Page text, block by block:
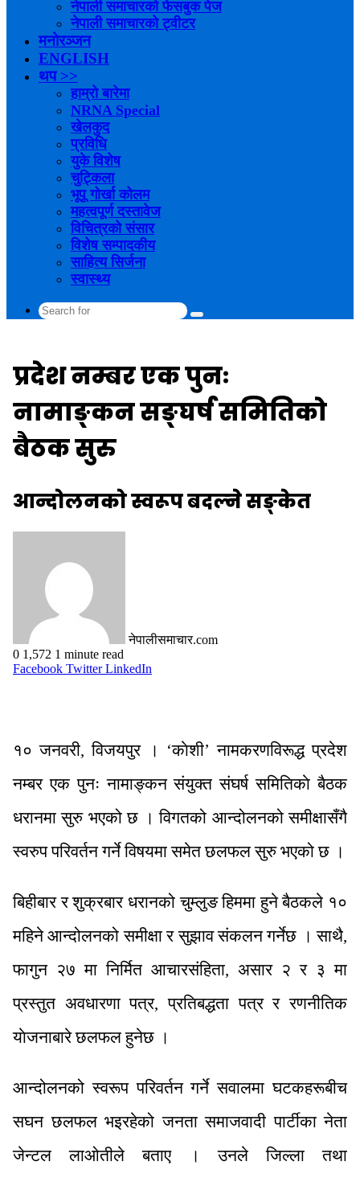
नेपाली समाचारको फेसबुक पेज
नेपाली समाचारको ट्वीटर
मनोरञ्जन
ENGLISH
थप >>
हाम्रो बारेमा
NRNA Special
खेलकुद
प्रविधि
युके विशेष
चुट्किला
भूपू गोर्खा कोलम
महत्वपूर्ण दस्तावेज
विचित्रको संसार
विशेष सम्पादकीय
साहित्य सिर्जना
स्वास्थ्य
Search
प्रदेश नम्बर एक पुनः
नामाङ्कन सङ्घर्ष समितिको
बैठक सुरु
आन्दोलनको स्वरूप बदल्ने सङ्केत
नेपालीसमाचार.com
0 1,572 1 minute read
Facebook Twitter LinkedIn
१० जनवरी, विजयपुर । ‘काेशी’ नामकरणविरूद्ध प्रदेश
नम्बर एक पुनः नामाङ्कन संयुक्त संघर्ष समितिकाे बैठक
धरानमा सुरु भएको छ । विगतको आन्दोलनको समीक्षासँगै
स्वरुप परिवर्तन गर्ने विषयमा समेत छलफल सुरु भएको छ ।
बिहीबार र शुक्रबार धरानको चुम्लुङ हिममा हुने बैठकले १०
महिने आन्दोलनको समीक्षा र सुझाव संकलन गर्नेछ । साथै,
फागुन २७ मा निर्मित आचारसंहिता, असार २ र ३ मा
प्रस्तुत अवधारणा पत्र, प्रतिबद्धता पत्र र रणनीतिक
याेजनाबारे छलफल हुनेछ ।
आन्दोलनको स्वरूप परिवर्तन गर्ने सवालमा घटकहरूबीच
सघन छलफल भइरहेको जनता समाजवादी पार्टीका नेता
जेन्टल लाओतीले बताए । उनले जिल्ला तथा